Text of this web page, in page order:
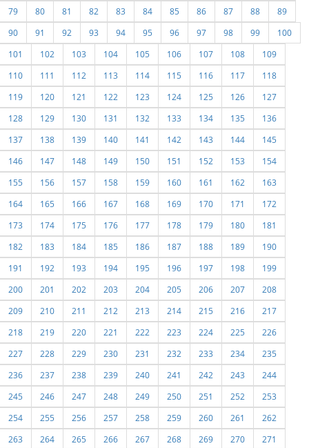
79
80 81 82 83 84 85 86 87 88
89
90
91 92 93 94 95 96 97 98 99
100
101
102 103 104 105 106 107 108
109
110
111 112 113 114 115 116 117
118
119
120 121 122 123 124 125 126
127
128
129 130 131 132 133 134 135
136
137
138 139 140 141 142 143 144
145
146
147 148 149 150 151 152 153
154
155
156 157 158 159 160 161 162
163
164
165 166 167 168 169 170 171
172
173
174 175 176 177 178 179 180
181
182
183 184 185 186 187 188 189
190
191
192 193 194 195 196 197 198
199
200
201 202 203 204 205 206 207
208
209
210 211 212 213 214 215 216
217
218
219 220 221 222 223 224 225
226
227
228 229 230 231 232 233 234
235
236
237 238 239 240 241 242 243
244
245
246 247 248 249 250 251 252
253
254
255 256 257 258 259 260 261
262
263
264 265 266 267 268 269 270
271